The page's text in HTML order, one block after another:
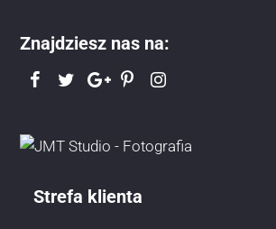
Znajdziesz nas na:
Strefa klienta